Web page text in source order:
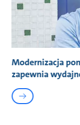
Modernizacja
zapewnia